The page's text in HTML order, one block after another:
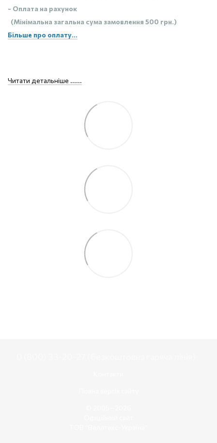
- Оплата на рахунок
(Мінімальна загальна сума замовлення 500 грн.)
Більше про оплату...
Читати детальніше ......